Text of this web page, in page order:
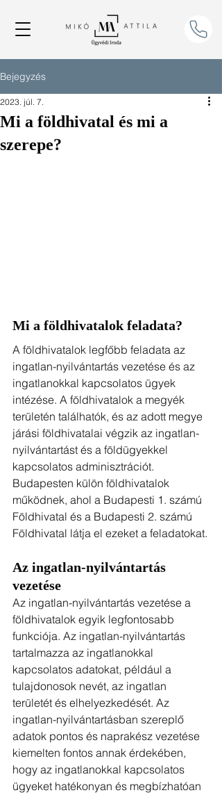
Bejegyzés
Mi a földhivatal és mi a
szerepe?
2023. júl. 7.
Mi a földhivatalok feladata?
A földhivatalok legfőbb feladata az
ingatlan-nyilvántartás vezetése és az
ingatlanokkal kapcsolatos ügyek
intézése. A földhivatalok a megyék
területén találhatók, és az adott megye
járási földhivatalai végzik az ingatlan-
nyilvántartást és a földügyekkel
kapcsolatos adminisztrációt.
Budapesten külön földhivatalok
működnek, ahol a Budapesti 1. számú
Földhivatal és a Budapesti 2. számú
Földhivatal látja el ezeket a feladatokat.
Az ingatlan-nyilvántartás
vezetése
Az ingatlan-nyilvántartás vezetése a
földhivatalok egyik legfontosabb
funkciója. Az ingatlan-nyilvántartás
tartalmazza az ingatlanokkal
kapcsolatos adatokat, például a
tulajdonosok nevét, az ingatlan
területét és elhelyezkedését. Az
ingatlan-nyilvántartásban szereplő
adatok pontos és naprakész vezetése
kiemelten fontos annak érdekében,
hogy az ingatlanokkal kapcsolatos
ügyeket hatékonyan és megbízhatóan